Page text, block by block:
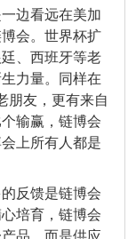
边看远在美加
会。世界杯扩
、西班牙等老
力量。同样在
朋友，更有来自
输赢，链博会
上所有人都是
反馈是链博会
培育，链博会
品，而是供应